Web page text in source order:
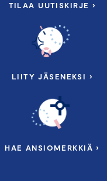
TILAA UUTISKIRJE ›
LIITY JÄSENEKSI ›
HAE ANSIOMERKKIÄ ›